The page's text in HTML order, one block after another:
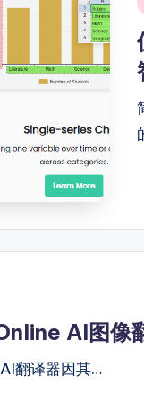
AI图像
翻译器因其…